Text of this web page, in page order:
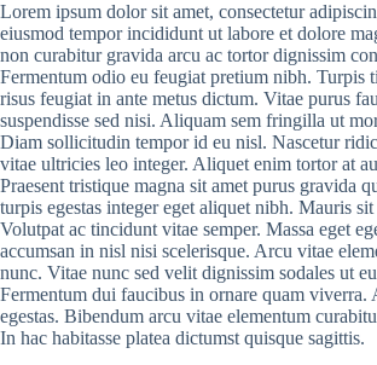
Lorem ipsum dolor sit amet, consectetur
eiusmod tempor incididunt ut labore et dolore
non curabitur gravida arcu ac tortor dignissim
Fermentum odio eu feugiat pretium nibh. Turpis
risus feugiat in ante metus dictum. Vitae purus
suspendisse sed nisi. Aliquam sem fringilla ut
Diam sollicitudin tempor id eu nisl. Nascetur
vitae ultricies leo integer. Aliquet enim tortor at
Praesent tristique magna sit amet purus gravida
turpis egestas integer eget aliquet nibh. Mauris sit
Volutpat ac tincidunt vitae semper. Massa eget
accumsan in nisl nisi scelerisque. Arcu vitae
nunc. Vitae nunc sed velit dignissim sodales ut
Fermentum dui faucibus in ornare quam viverra.
egestas. Bibendum arcu vitae elementum
In hac habitasse platea dictumst quisque sagittis.